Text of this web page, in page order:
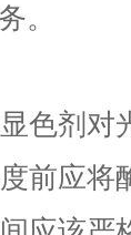
。
色剂对
前应将